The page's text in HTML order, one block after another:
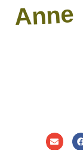
Anne